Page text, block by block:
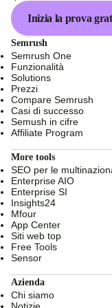
Inizia la prova
Semrush
Semrush One
Funzionalità
Solutions
Prezzi
Compare Semrush
Casi di successo
Semush in cifre
Affiliate Program
More tools
SEO per le
Enterprise AIO
Enterprise SI
Insights24
Mfour
App Center
Siti web top
Free Tools
Sensor
Azienda
Chi siamo